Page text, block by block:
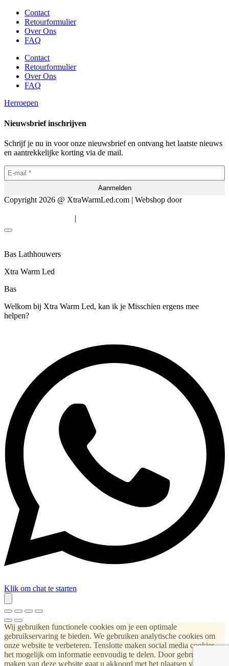
Contact
Retourformulier
Over Ons
FAQ
Contact
Retourformulier
Over Ons
FAQ
Herroepen
Nieuwsbrief inschrijven
Schrijf je nu in voor onze nieuwsbrief en ontvang het laatste nieuws
en aantrekkelijke korting via de mail.
Copyright 2026 @ XtraWarmLed.com | Webshop door
|
Bas Lathhouwers
Xtra Warm Led
Bas
Welkom bij Xtra Warm Led, kan ik je Misschien ergens mee
helpen?
Klik om chat te starten
Wij gebruiken functionele cookies om je een optimale
gebruikservaring te bieden. We gebruiken analytische cookies om
onze website te verbeteren. Tenslotte maken social media cookies
het mogelijk om informatie eenvoudig te delen. Door gebruik te
maken van deze website gaat u akkoord met het plaatsen van deze